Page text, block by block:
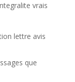
vrais
lettre avis
que